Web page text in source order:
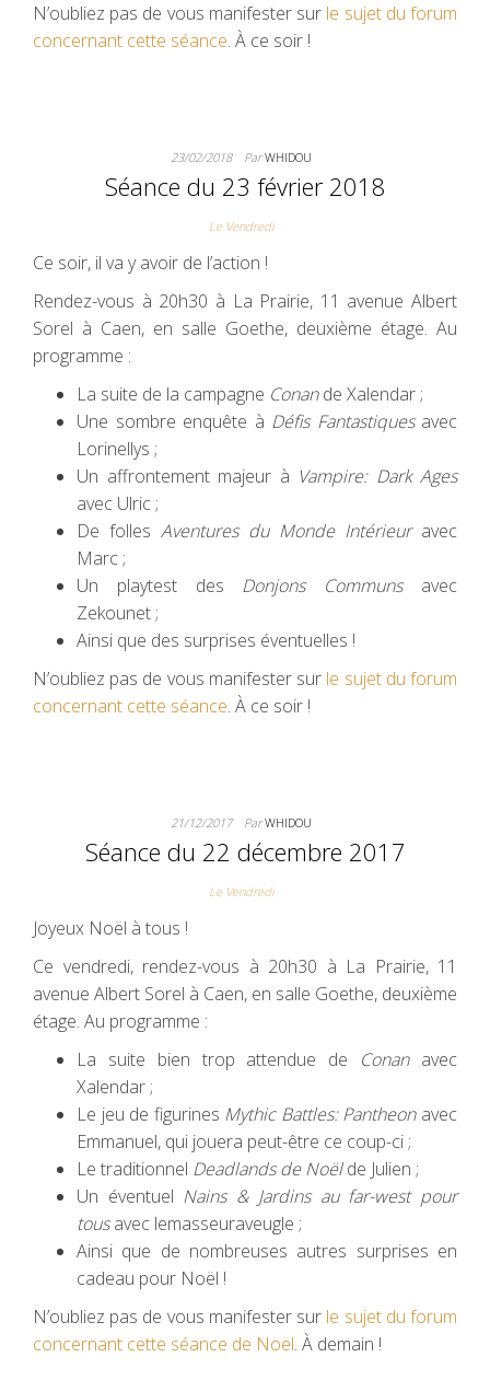
N’oubliez pas de vous manifester sur le sujet du forum
concernant cette séance. À ce soir !
23/02/2018 ParWHIDOU
Séance du 23 février 2018
Le Vendredi
Ce soir, il va y avoir de l’action !
Rendez-vous à 20h30 à La Prairie, 11 avenue Albert
Sorel à Caen, en salle Goethe, deuxième étage. Au
programme :
La suite de la campagne Conande Xalendar ;
Une sombre enquête à Défis Fantastiquesavec
Lorinellys ;
Un affrontement majeur à Vampire: Dark Ages
avec Ulric ;
De folles Aventures du Monde Intérieuravec
Marc ;
Un playtest des Donjons Communsavec
Zekounet ;
Ainsi que des surprises éventuelles !
N’oubliez pas de vous manifester sur le sujet du forum
concernant cette séance. À ce soir !
21/12/2017 ParWHIDOU
Séance du 22 décembre 2017
Le Vendredi
Joyeux Noël à tous !
Ce vendredi, rendez-vous à 20h30 à La Prairie, 11
avenue Albert Sorel à Caen, en salle Goethe, deuxième
étage. Au programme :
La suite bien trop attendue de Conanavec
Xalendar ;
Le jeu de figurines Mythic Battles: Pantheonavec
Emmanuel, qui jouera peut-être ce coup-ci ;
Le traditionnel Deadlands de Noëlde Julien ;
Un éventuel Nains & Jardins au far-west pour
tousavec lemasseuraveugle ;
Ainsi que de nombreuses autres surprises en
cadeau pour Noël !
N’oubliez pas de vous manifester sur le sujet du forum
concernant cette séance de Noël. À demain !